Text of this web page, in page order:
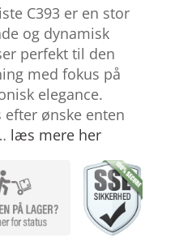
C393 er en stor
og dynamisk
perfekt til den
med fokus på
elegance.
ønske enten
læs mere her